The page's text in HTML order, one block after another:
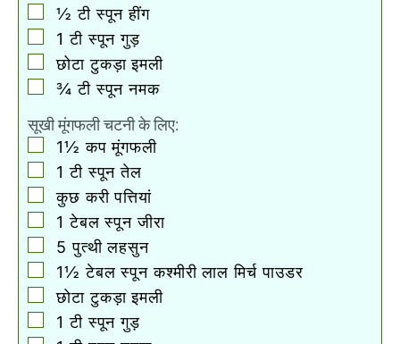
▢
½ टी स्पूनहींग
▢
1 टी स्पूनगुड़
▢
छोटा टुकड़ा इमली
▢
¾ टी स्पूननमक
सूखी मूंगफली चटनी के लिए:
▢
1½ कपमूंगफली
▢
1 टी स्पूनतेल
▢
कुछ करी पत्तियां
▢
1 टेबल स्पून जीरा
▢
5 पुत्थी लहसुन
▢
1½ टेबल स्पून कश्मीरी लाल मिर्च पाउडर
▢
छोटा टुकड़ा इमली
▢
1 टी स्पूनगुड़